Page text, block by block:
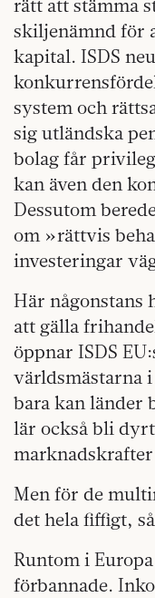
rätt att stämma
skiljenämnd för
kapital. ISDS
system och
sig utländska
bolag får
kan även den
Dessutom
om »rättvis
investeringar
Här någonstans
att gälla
öppnar ISDS
världsmästarna
bara kan länder
lär också bli
Men för de
det hela fiffigt,
Runtom i
förbannade.